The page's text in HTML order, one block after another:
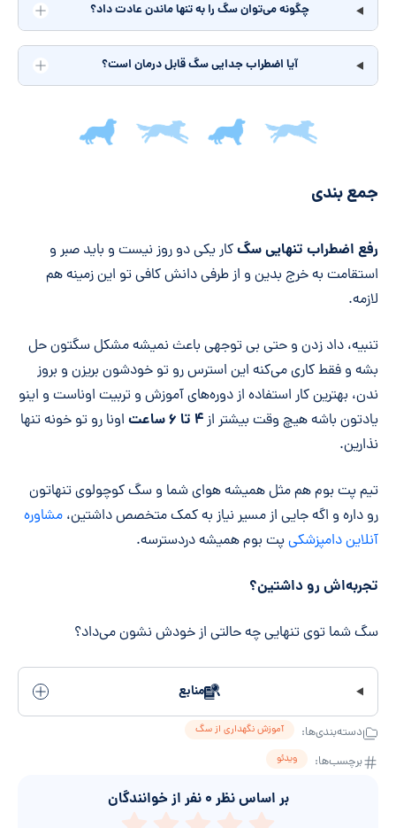
چگونه می‌توان سگ را به تنها ماندن عادت داد؟
آیا اضطراب جدایی سگ قابل درمان است؟
جمع‌بندی مقاله
جمع بندی
رفع اضطراب تنهایی سگکار یکی دو روز نیست و باید صبر و
استقامت به خرج بدین و از طرفی دانش کافی تو این زمینه هم
لازمه.
تنبیه، داد زدن و حتی بی توجهی باعث نمیشه مشکل سگتون حل
بشه و فقط کاری می‌کنه این استرس رو تو خودشون بریزن و بروز
ندن، بهترین کار استفاده از دوره‌های آموزش و تربیت اوناست و اینو
یادتون باشه هیچ وقت بیشتر از۴ تا ۶ ساعت
اونا رو تو خونه تنها
نذارین.
تیم پت بوم هم مثل همیشه هوای شما و سگ کوچولوی تنهاتون
رو داره و اگه جایی از مسیر نیاز به کمک متخصص داشتین، مشاوره
آنلاین دامپزشکیپت بوم همیشه دردسترسه.
تجربه‌اش رو داشتین؟
سگ شما توی تنهایی چه حالتی از خودش نشون می‌داد؟
منابع
دسته‌بندی‌ها: آموزش نگهداری از سگ
برچسب‌ها: ویدئو
بر اساس نظر ۰ نفر از خوانندگان